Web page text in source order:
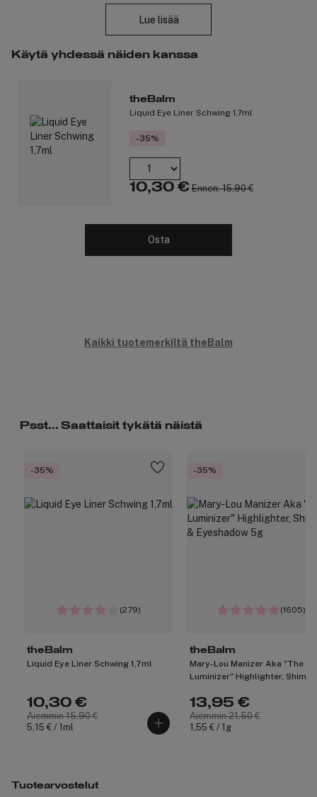
Clean Cosmetics & Green Packaging:
Ei sisällä muovia.
Pakkaus on valmistettu 100-prosenttisesti
Tuotetta ei ole testattu eläimillä.
Peitevoide on runsaspigmenttinen.
Tuotenumero: 3148306
Lue lisää
Käytä yhdessä näiden kanssa
theBalm
Liquid Eye Liner Schwing 1,7ml
-35%
10,30 € Ennen: 15,90 €
Osta
Kaikki tuotemerkiltä theBalm
Psst... Saattaisit tykätä näistä
-35%
(279)
theBalm
Liquid Eye Liner Schwing 1,7ml
10,30 €
Aiemmin 15,90 €
5,15 € / 1ml
-35%
(1605)
theBalm
Mary-Lou Manizer Aka "The
Luminizer" Highlighter,
13,95 €
Aiemmin 21,50 €
1,55 € / 1g
Tuotearvostelut